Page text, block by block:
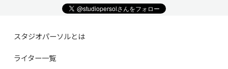
スタジオパーソルとは
ライター一覧